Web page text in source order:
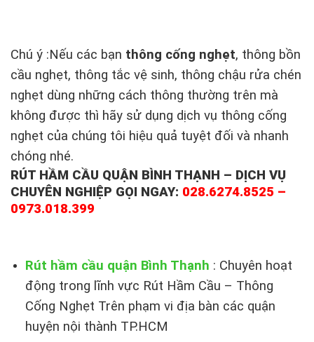
Chú ý :Nếu các bạn thông cống nghẹt, thông bồn
cầu nghẹt, thông tắc vệ sinh, thông chậu rửa chén
nghẹt dùng những cách thông thường trên mà
không được thì hãy sử dụng dịch vụ thông cống
nghẹt của chúng tôi hiệu quả tuyệt đối và nhanh
chóng nhé.
RÚT HẦM CẦU QUẬN BÌNH THẠNH – DỊCH VỤ
CHUYÊN NGHIỆP GỌI NGAY: 028.6274.8525 –
0973.018.399
Rút hầm cầu quận Bình Thạnh : Chuyên hoạt
động trong lĩnh vực Rút Hầm Cầu – Thông
Cống Nghẹt Trên phạm vi địa bàn các quận
huyện nội thành TP.HCM